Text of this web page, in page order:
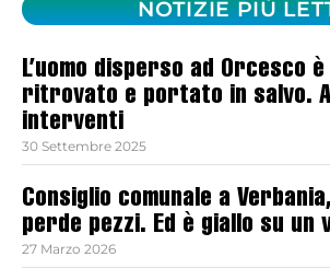
NOTIZIE PIÙ
L’uomo disperso ad Orcesco
ritrovato e portato in salvo.
interventi
30 Settembre 2025
Consiglio comunale a
perde pezzi. Ed è giallo su un
27 Marzo 2026